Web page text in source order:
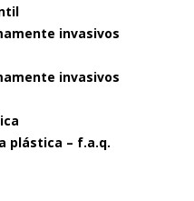
plástica – f.a.q.